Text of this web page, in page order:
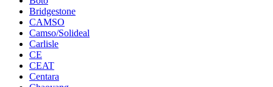
Bridgestone
CAMSO
Camso/Solideal
Carlisle
CE
CEAT
Centara